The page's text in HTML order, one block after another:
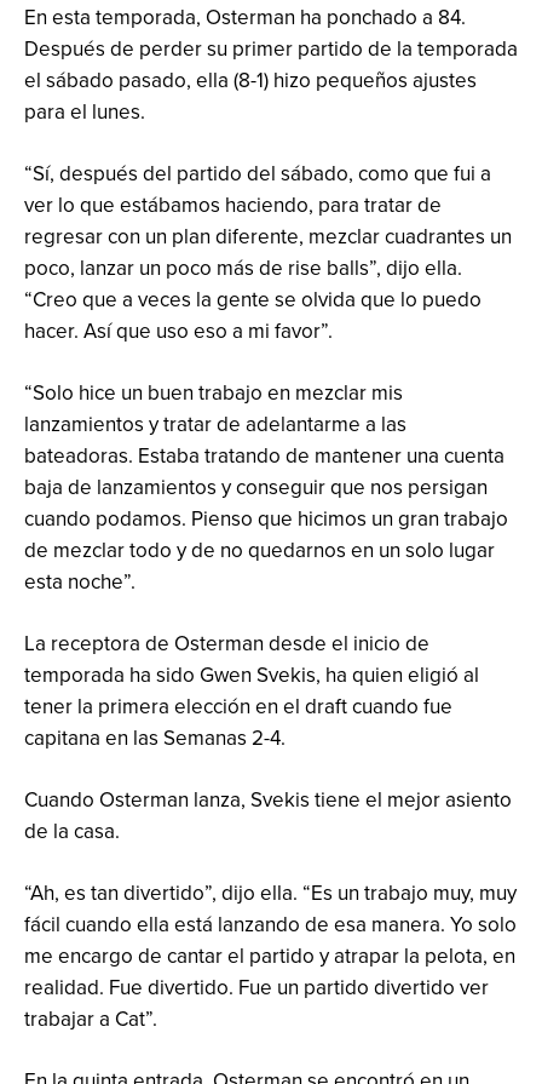
En esta temporada, Osterman ha ponchado a 84.
Después de perder su primer partido de la temporada
el sábado pasado, ella (8-1) hizo pequeños ajustes
para el lunes.
“Sí, después del partido del sábado, como que fui a
ver lo que estábamos haciendo, para tratar de
regresar con un plan diferente, mezclar cuadrantes un
poco, lanzar un poco más de rise balls”, dijo ella.
“Creo que a veces la gente se olvida que lo puedo
hacer. Así que uso eso a mi favor”.
“Solo hice un buen trabajo en mezclar mis
lanzamientos y tratar de adelantarme a las
bateadoras. Estaba tratando de mantener una cuenta
baja de lanzamientos y conseguir que nos persigan
cuando podamos. Pienso que hicimos un gran trabajo
de mezclar todo y de no quedarnos en un solo lugar
esta noche”.
La receptora de Osterman desde el inicio de
temporada ha sido Gwen Svekis, ha quien eligió al
tener la primera elección en el draft cuando fue
capitana en las Semanas 2-4.
Cuando Osterman lanza, Svekis tiene el mejor asiento
de la casa.
“Ah, es tan divertido”, dijo ella. “Es un trabajo muy, muy
fácil cuando ella está lanzando de esa manera. Yo solo
me encargo de cantar el partido y atrapar la pelota, en
realidad. Fue divertido. Fue un partido divertido ver
trabajar a Cat”.